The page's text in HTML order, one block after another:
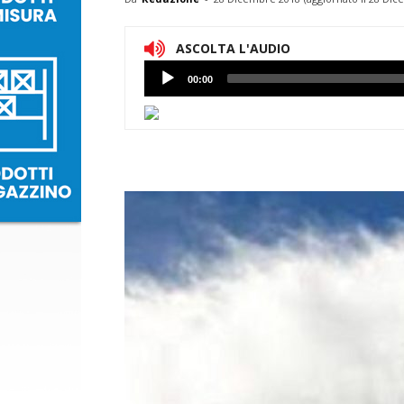
ASCOLTA L'AUDIO
Lettore
Audio
00:00